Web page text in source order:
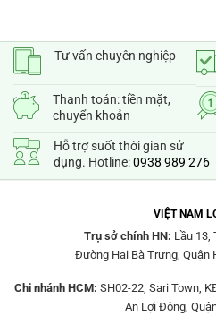
Tư vấn chuyên nghiệp
Thanh toán: tiền mặt,
chuyển khoản
Hỗ trợ suốt thời gian sử
dụng. Hotline:0938 989 276
VIỆT NAM
Trụ sở chính HN: Lầu 13,
Đường Hai Bà Trưng, Quận
Chi nhánh HCM: SH02-22, Sari Town,
An Lợi Đông,